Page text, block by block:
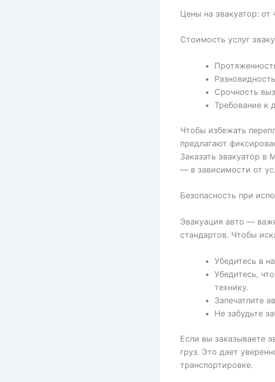
Цены на эвакуатор: от
Стоимость услуг
Срочность
Требование к
Чтобы избежать
предлагают
Заказать эвакуатор в
— в зависимости от
Безопасность при
Эвакуация авто —
стандартов. Чтобы
Убедитесь в
Убедитесь,
технику.
Запечатлите
Не забудьте
Если вы заказываете
груз. Это дает
транспортировке.